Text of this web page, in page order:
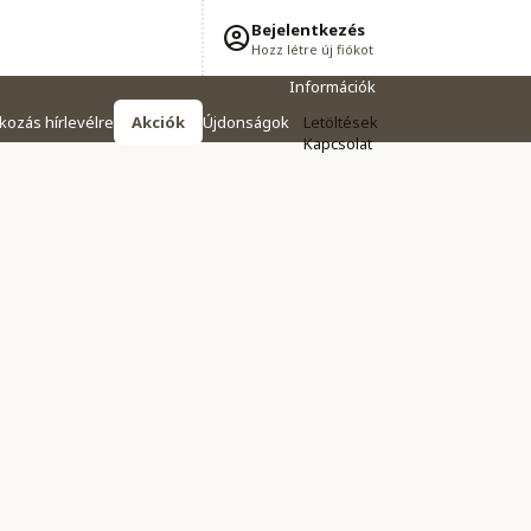
Bejelentkezés
Hozz létre új fiókot
hírlevélre Akciók Újdonságok
Információk
Letöltések
Kapcsolat